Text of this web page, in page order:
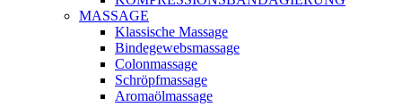
MASSAGE
Klassische Massage
Bindegewebsmassage
Colonmassage
Schröpfmassage
Aromaölmassage